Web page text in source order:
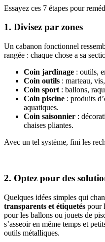
Essayez ces 7 étapes pour
1. Divisez par zones
Un cabanon fonctionnel
rangée : chaque chose a sa
Coin jardinage : outils,
Coin outils : marteau,
Coin sport : ballons,
Coin piscine : produits
aquatiques.
Coin saisonnier :
chaises pliantes.
Avec un tel système, fini les
2. Optez pour des
Quelques idées simples qui
transparents et étiquetés pour
pour les ballons ou jouets de
s’asseoir en même temps et
outils métalliques.